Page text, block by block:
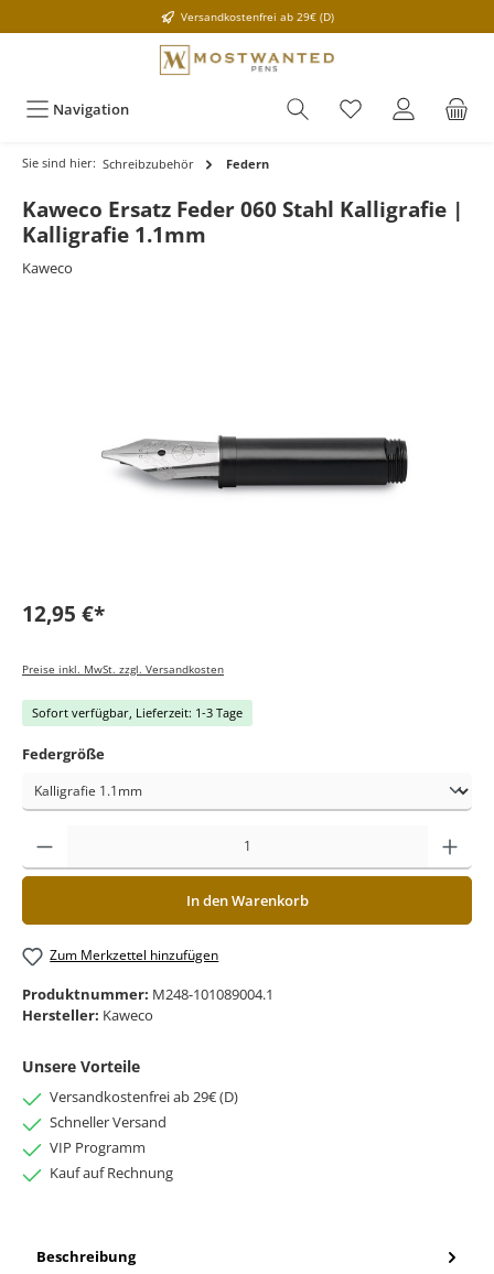
Versandkostenfrei ab 29€ (D)
Navigation
Sie sind hier: Schreibzubehör Federn
Kaweco Ersatz Feder 060 Stahl Kalligrafie |
Kalligrafie 1.1mm
Kaweco
12,95 €*
Preise inkl. MwSt. zzgl. Versandkosten
Sofort verfügbar, Lieferzeit: 1-3 Tage
Federgröße
In den Warenkorb
Zum Merkzettel hinzufügen
Produktnummer: M248-101089004.1
Hersteller: Kaweco
Unsere Vorteile
Versandkostenfrei ab 29€ (D)
Schneller Versand
VIP Programm
Kauf auf Rechnung
Beschreibung